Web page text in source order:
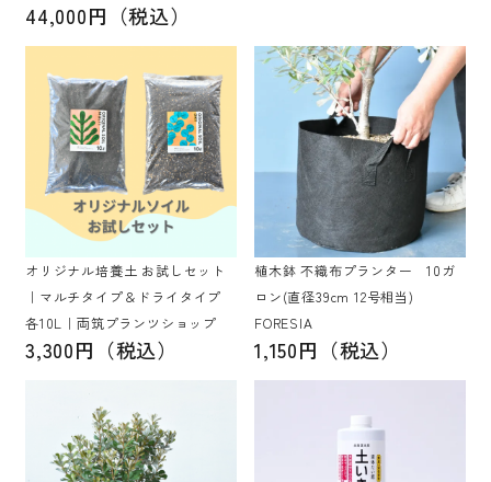
44,000円（税込）
オリジナル培養土 お試しセット
｜マルチタイプ＆ドライタイプ
各10L｜両筑プランツショップ
3,300円（税込）
植木鉢 不織布プランター 10ガ
ロン(直径39cm 12号相当)
FORESIA
1,150円（税込）